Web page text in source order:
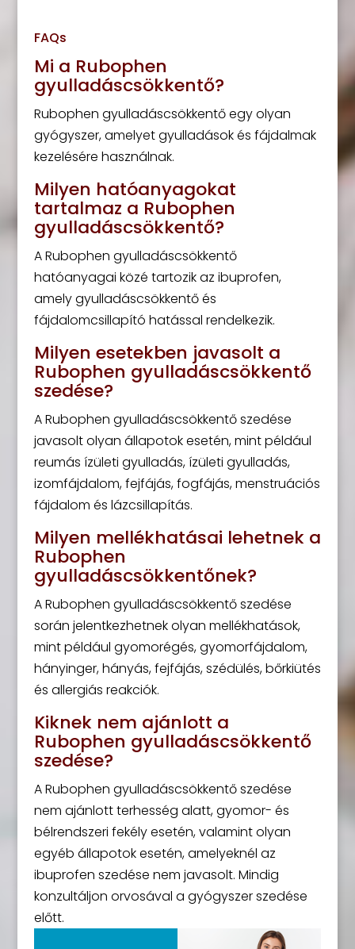
FAQs
Mi a Rubophen
gyulladáscsökkentő?
Rubophen gyulladáscsökkentő egy olyan
gyógyszer, amelyet gyulladások és fájdalmak
kezelésére használnak.
Milyen hatóanyagokat
tartalmaz a Rubophen
gyulladáscsökkentő?
A Rubophen gyulladáscsökkentő
hatóanyagai közé tartozik az ibuprofen,
amely gyulladáscsökkentő és
fájdalomcsillapító hatással rendelkezik.
Milyen esetekben javasolt a
Rubophen gyulladáscsökkentő
szedése?
A Rubophen gyulladáscsökkentő szedése
javasolt olyan állapotok esetén, mint például
reumás ízületi gyulladás, ízületi gyulladás,
izomfájdalom, fejfájás, fogfájás, menstruációs
fájdalom és lázcsillapítás.
Milyen mellékhatásai lehetnek a
Rubophen
gyulladáscsökkentőnek?
A Rubophen gyulladáscsökkentő szedése
során jelentkezhetnek olyan mellékhatások,
mint például gyomorégés, gyomorfájdalom,
hányinger, hányás, fejfájás, szédülés, bőrkiütés
és allergiás reakciók.
Kiknek nem ajánlott a
Rubophen gyulladáscsökkentő
szedése?
A Rubophen gyulladáscsökkentő szedése
nem ajánlott terhesség alatt, gyomor- és
bélrendszeri fekély esetén, valamint olyan
egyéb állapotok esetén, amelyeknél az
ibuprofen szedése nem javasolt. Mindig
konzultáljon orvosával a gyógyszer szedése
előtt.